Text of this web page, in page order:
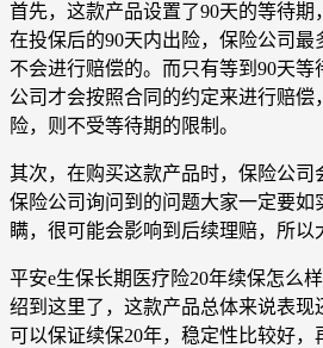
首先，这款产品设置了90天的等待期
在投保后的90天内出险，保险公司最
不会进行赔偿的。而只有等到90天
公司才会按照合同的约定来进行赔偿
险，则不受等待期的限制。
其次，在购买这款产品时，保险公司
保险公司询问到的问题大家一定要如
瞒，很可能会影响到后续理赔，所以
平安e生保长期医疗险20年续保怎么
绍到这里了，这款产品总体来说表现
可以保证续保20年，稳定性比较好，